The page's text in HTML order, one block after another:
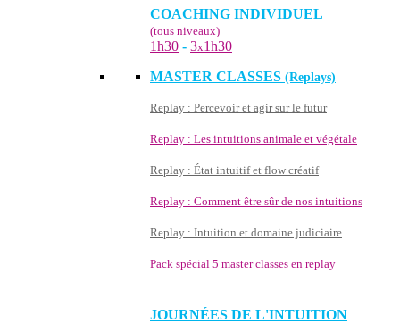
COACHING INDIVIDUEL
(tous niveaux)
1h30 - 3x1h30
MASTER CLASSES (Replays)
Replay : Percevoir et agir sur le futur
Replay : Les intuitions animale et végétale
Replay : État intuitif et flow créatif
Replay : Comment être sûr de nos intuitions
Replay : Intuition et domaine judiciaire
Pack spécial 5 master classes en replay
JOURNÉES DE L'INTUITION